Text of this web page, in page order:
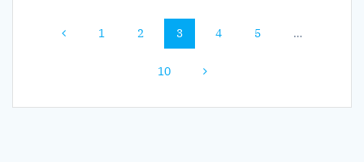
postovaStranica
1 Stranica
2 Stranica
3 Stranica
4 Stranica
5 …
Stranica
10